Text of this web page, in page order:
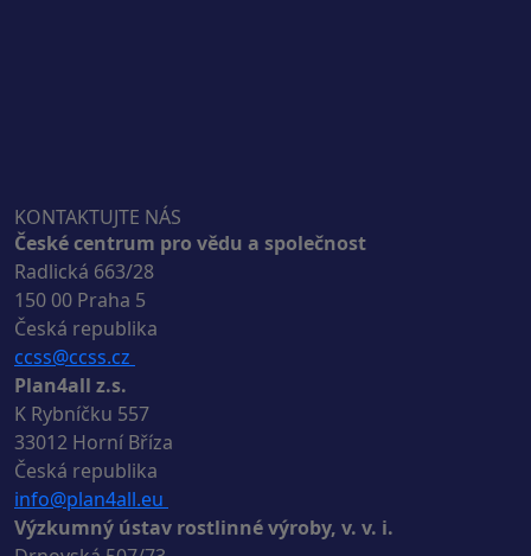
KONTAKTUJTE NÁS
České centrum pro vědu a společnost
Radlická 663/28
150 00 Praha 5
Česká republika
ccss@ccss.cz
Plan4all z.s.
K Rybníčku 557
33012 Horní Bříza
Česká republika
info@plan4all.eu
Výzkumný ústav rostlinné výroby, v. v. i.